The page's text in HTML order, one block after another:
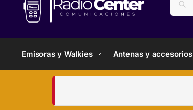
Emisoras y Walkies Antenas y accesorios